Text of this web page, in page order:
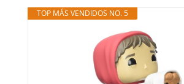
TOP MÁS VENDIDOS NO. 5